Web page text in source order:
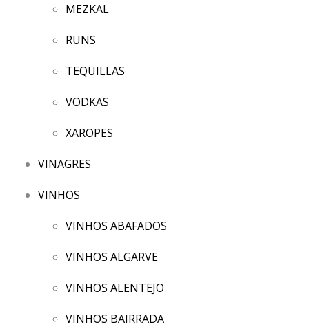
MEZKAL
RUNS
TEQUILLAS
VODKAS
XAROPES
VINAGRES
VINHOS
VINHOS ABAFADOS
VINHOS ALGARVE
VINHOS ALENTEJO
VINHOS BAIRRADA